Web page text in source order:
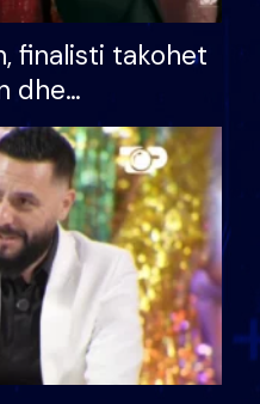
finalisti takohet
dhe
ndonjë letër